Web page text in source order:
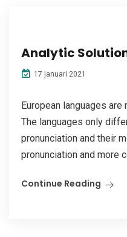
Analytic
17 januari 2021
European languages
The languages only
pronunciation and their
pronunciation and more
Continue Reading